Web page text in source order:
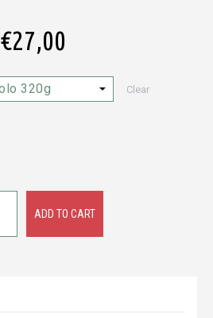
€27,00
Clear
ADD TO CART